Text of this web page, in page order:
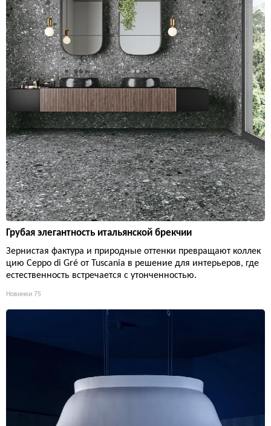
Грубая элегантность итальянской брекчии
Зернистая фактура и природные оттенки превращают коллек
цию Ceppo di Gré от Tuscania в решение для интерьеров, где
естественность встречается с утонченностью.
Новинки 75